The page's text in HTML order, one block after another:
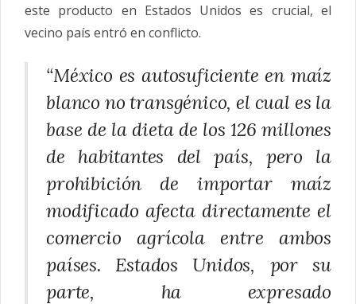
este producto en Estados Unidos es crucial, el
vecino país entró en conflicto.
“México es autosuficiente en maíz
blanco no transgénico, el cual es la
base de la dieta de los 126 millones
de habitantes del país, pero la
prohibición de importar maíz
modificado afecta directamente el
comercio agrícola entre ambos
países. Estados Unidos, por su
parte, ha expresado